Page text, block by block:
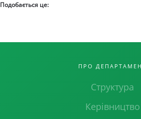
Подобається це:
ПРО
Структура
Керівництво